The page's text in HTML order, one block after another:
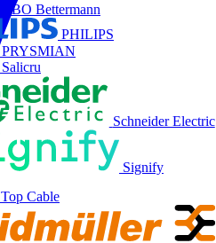
OBO Bettermann
PHILIPS
PRYSMIAN
Salicru
Schneider Electric
Signify
Top Cable